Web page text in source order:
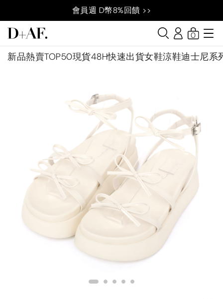
會員週 D幣8%回饋 >>
新品熱賣TOP50現貨48H快速出貨女鞋涼鞋迪士尼系
0